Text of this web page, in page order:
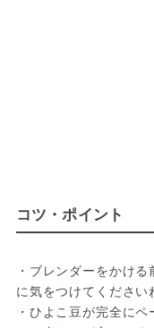
コツ・ポイント
・ブレンダーをかけ
に気をつけてください
・ひよこ豆が完全に